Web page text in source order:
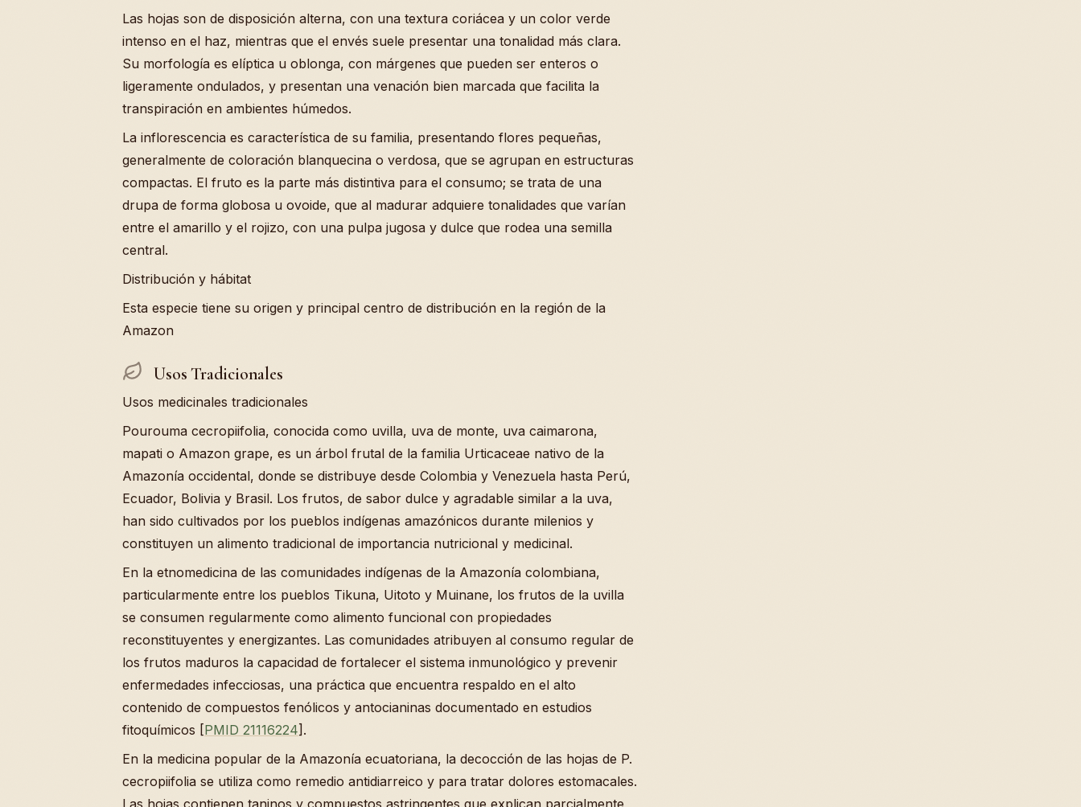
Las hojas son de disposición alterna, con una textura coriácea y un color verde
intenso en el haz, mientras que el envés suele presentar una tonalidad más clara.
Su morfología es elíptica u oblonga, con márgenes que pueden ser enteros o
ligeramente ondulados, y presentan una venación bien marcada que facilita la
transpiración en ambientes húmedos.
La inflorescencia es característica de su familia, presentando flores pequeñas,
generalmente de coloración blanquecina o verdosa, que se agrupan en estructuras
compactas. El fruto es la parte más distintiva para el consumo; se trata de una
drupa de forma globosa u ovoide, que al madurar adquiere tonalidades que varían
entre el amarillo y el rojizo, con una pulpa jugosa y dulce que rodea una semilla
central.
Distribución y hábitat
Esta especie tiene su origen y principal centro de distribución en la región de la
Amazon
Usos Tradicionales
Usos medicinales tradicionales
Pourouma cecropiifolia, conocida como uvilla, uva de monte, uva caimarona,
mapati o Amazon grape, es un árbol frutal de la familia Urticaceae nativo de la
Amazonía occidental, donde se distribuye desde Colombia y Venezuela hasta Perú,
Ecuador, Bolivia y Brasil. Los frutos, de sabor dulce y agradable similar a la uva,
han sido cultivados por los pueblos indígenas amazónicos durante milenios y
constituyen un alimento tradicional de importancia nutricional y medicinal.
En la etnomedicina de las comunidades indígenas de la Amazonía colombiana,
particularmente entre los pueblos Tikuna, Uitoto y Muinane, los frutos de la uvilla
se consumen regularmente como alimento funcional con propiedades
reconstituyentes y energizantes. Las comunidades atribuyen al consumo regular de
los frutos maduros la capacidad de fortalecer el sistema inmunológico y prevenir
enfermedades infecciosas, una práctica que encuentra respaldo en el alto
contenido de compuestos fenólicos y antocianinas documentado en estudios
fitoquímicos [PMID 21116224].
En la medicina popular de la Amazonía ecuatoriana, la decocción de las hojas de P.
cecropiifolia se utiliza como remedio antidiarreico y para tratar dolores estomacales.
Las hojas contienen taninos y compuestos astringentes que explican parcialmente